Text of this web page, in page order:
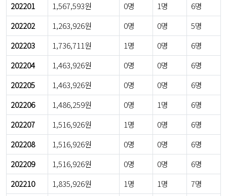
202201
1,567,593원 0명 1명
6명
202202
1,263,926원 0명 0명
5명
202203
1,736,711원 1명 0명
6명
202204
1,463,926원 0명 0명
6명
202205
1,463,926원 0명 0명
6명
202206
1,486,259원 0명 1명
6명
202207
1,516,926원 1명 0명
6명
202208
1,516,926원 0명 0명
6명
202209
1,516,926원 0명 0명
6명
202210
1,835,926원 1명 1명 7명